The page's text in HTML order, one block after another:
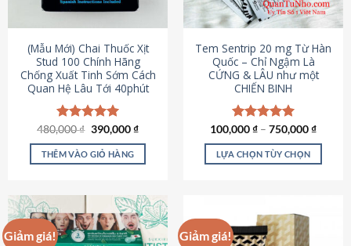
được
chọn
trên
trang
sản
phẩm
có
thể
chọn
trên
trang
sản
phẩm
(Mẫu Mới) Chai Thuốc Xịt
Stud 100 Chính Hãng
Chống Xuất Tinh Sớm Cách
Quan Hệ Lâu Tới 40phút
Được xếp
hạng5.00
5 sao
480,000₫ Giá
là:
480,000 ₫.
390,000₫Giá
tại
THÊM VÀO GIỎ HÀNG
Tem Sentrip 20 mg Từ Hàn
Quốc – Chỉ Ngậm Là
CỨNG & LÂU như một
CHIẾN BINH
Được xếp
hạng5.00
5 sao
100,000₫ – 750,000₫
LỰA CHỌN TÙY CHỌN
có
nhiều
Giảm giá! Giảm giá!